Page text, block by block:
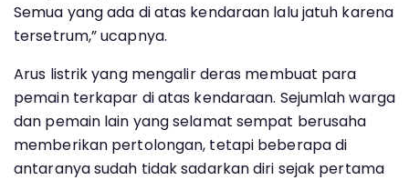
Semua yang ada di atas kendaraan lalu jatuh karena
tersetrum,” ucapnya.
Arus listrik yang mengalir deras membuat para
pemain terkapar di atas kendaraan. Sejumlah warga
dan pemain lain yang selamat sempat berusaha
memberikan pertolongan, tetapi beberapa di
antaranya sudah tidak sadarkan diri sejak pertama